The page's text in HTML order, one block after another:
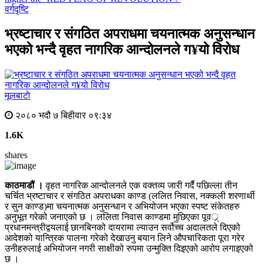
वर्गदृष्टि
भ्रष्टाचार र संगठित अपराधमा चयनात्मक अनुसन्धान
भएको भन्दै वृहत नागरिक आन्दोलनले ग¥यो विरोध
मूलबाटाे
२०८० भदौ ७ बिहीवार ०९:३४
1.6K
shares
काठमाडौं । वृहत नागरिक आन्दोलनले एक वक्तव्य जारी गर्दै पछिल्ला तीन
चर्चित भ्रष्टाचार र संगठित अपराधका काण्ड (ललित निवास, नक्कली शरणार्थी
र सुन काण्ड)मा चयनात्मक अनुसन्धान र अभियोजन भएका स्पष्ट संकेतहरु
अनुभूत गरेको जनाएको छ । ललिता निवास काण्डमा मुछिएका पूवर््
प्रधानमन्त्रीद्वयलाई छानबिनको दायरामा ल्याउन सर्वोच्च अदालतले दिएको
आदेशको यान्त्रिक पालना गरेको देखाउनु बयान लिने औपचारिकता पूरा गरेर
उनीहरुलाई अभियोजन नगरी साक्षीको रुपमा उन्मुक्ति दिइएको आरोप लगाइएको
छ ।